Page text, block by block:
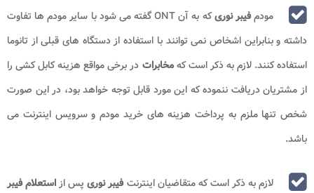
مودمفیبر نوری
که به آن ONT گفته می شود با سایر مودم ها تفاوت
داشته و بنابراین اشخاص نمی توانند با استفاده از دستگاه های قبلی از تانوما
استفاده کنند. لازم به ذکر است کهمخابرات در برخی مواقع هزینه کابل کشی را
از مشتریان دریافت ننموده که این مورد قابل توجه خواهد بود، در این صورت
شخص تنها ملزم به پرداخت هزینه های خرید مودم و سرویس اینترنت می
باشد.
لازم به ذکر است که متقاضیان اینترنتفیبر نوریپس ازاستعلام فیبر